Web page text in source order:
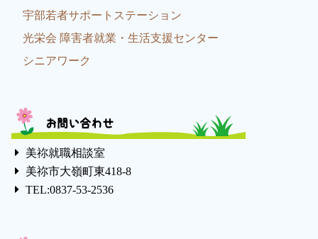
宇部若者サポートステーション
光栄会 障害者就業・生活支援センター
シニアワーク
お問い合わせ
美祢就職相談室
美祢市大嶺町東418-8
TEL:0837-53-2536